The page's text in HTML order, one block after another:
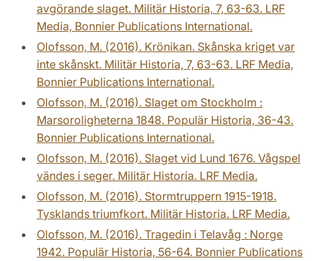
avgörande slaget. Militär Historia, 7, 63-63. LRF
Media, Bonnier Publications International.
Olofsson, M. (2016). Krönikan. Skånska kriget var
inte skånskt. Militär Historia, 7, 63-63. LRF Media,
Bonnier Publications International.
Olofsson, M. (2016). Slaget om Stockholm :
Marsoroligheterna 1848. Populär Historia, 36-43.
Bonnier Publications International.
Olofsson, M. (2016). Slaget vid Lund 1676. Vågspel
vändes i seger. Militär Historia. LRF Media.
Olofsson, M. (2016). Stormtruppern 1915-1918.
Tysklands triumfkort. Militär Historia. LRF Media.
Olofsson, M. (2016). Tragedin i Telavåg : Norge
1942. Populär Historia, 56-64. Bonnier Publications